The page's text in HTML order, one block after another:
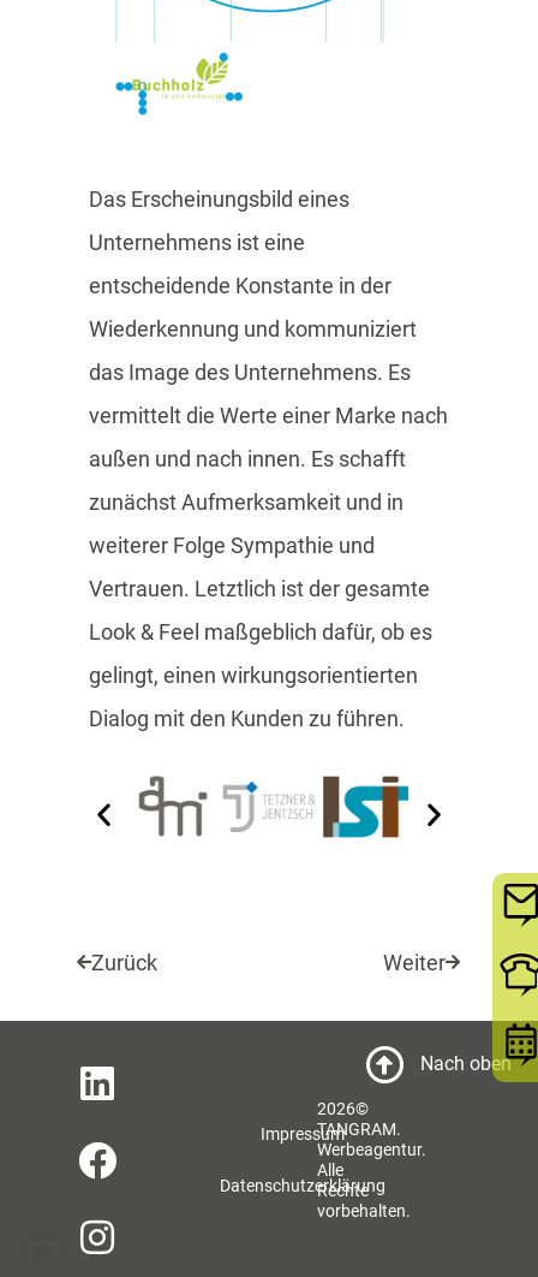
Das Erscheinungsbild eines
Unternehmens ist eine
entscheidende Konstante in der
Wiederkennung und kommuniziert
das Image des Unternehmens. Es
vermittelt die Werte einer Marke nach
außen und nach innen. Es schafft
zunächst Aufmerksamkeit und in
weiterer Folge Sympathie und
Vertrauen. Letztlich ist der gesamte
Look & Feel maßgeblich dafür, ob es
gelingt, einen wirkungsorientierten
Dialog mit den Kunden zu führen.
Zurück Weiter
Nach oben
2026©
TANGRAM.
Werbeagentur.
Alle
Rechte
vorbehalten.
Impressum
Datenschutzerklärung